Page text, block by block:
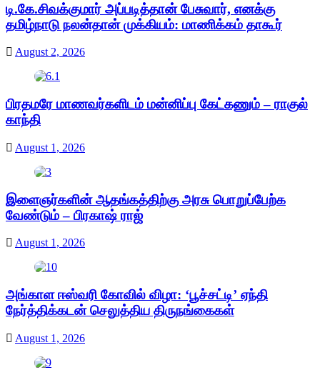
டி.கே.சிவக்குமார் அப்படித்தான் பேசுவார், எனக்கு
தமிழ்நாடு நலன்தான் முக்கியம்: மாணிக்கம் தாகூர்
August 2, 2026
பிரதமரே மாணவர்களிடம் மன்னிப்பு கேட்கணும் – ராகுல்
காந்தி
August 1, 2026
இளைஞர்களின் ஆதங்கத்திற்கு அரசு பொறுப்பேற்க
வேண்டும் – பிரகாஷ் ராஜ்
August 1, 2026
அங்காள ஈஸ்வரி கோவில் விழா: ‘பூச்சட்டி’ ஏந்தி
நேர்த்திக்கடன் செலுத்திய திருநங்கைகள்
August 1, 2026